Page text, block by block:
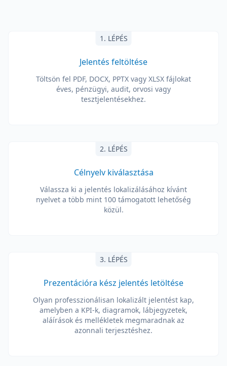
1. LÉPÉS
Jelentés feltöltése
Töltsön fel PDF, DOCX, PPTX vagy XLSX fájlokat
éves, pénzügyi, audit, orvosi vagy
tesztjelentésekhez.
2. LÉPÉS
Célnyelv kiválasztása
Válassza ki a jelentés lokalizálásához kívánt
nyelvet a több mint 100 támogatott lehetőség
közül.
3. LÉPÉS
Prezentációra kész jelentés letöltése
Olyan professzionálisan lokalizált jelentést kap,
amelyben a KPI-k, diagramok, lábjegyzetek,
aláírások és mellékletek megmaradnak az
azonnali terjesztéshez.